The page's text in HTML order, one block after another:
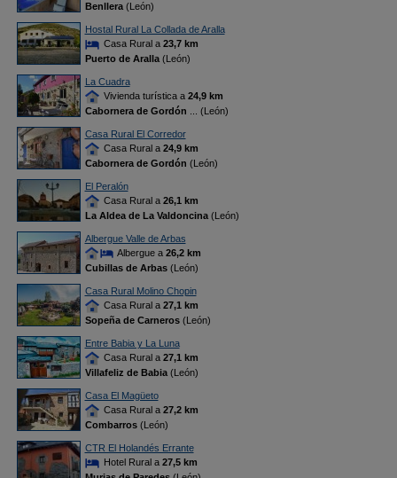
Benllera(León)
Hostal Rural La Collada de Aralla
Casa Rural a 23,7 km
Puerto de Aralla(León)
La Cuadra
Vivienda turística a 24,9 km
Cabornera de Gordón
... (León)
Casa Rural El Corredor
Casa Rural a 24,9 km
Cabornera de Gordón (León)
El Peralón
Casa Rural a 26,1 km
La Aldea de La Valdoncina(León)
Albergue Valle de Arbas
Albergue a 26,2 km
Cubillas de Arbas(León)
Casa Rural Molino Chopin
Casa Rural a 27,1 km
Sopeña de Carneros(León)
Entre Babia y La Luna
Casa Rural a 27,1 km
Villafeliz de Babia(León)
Casa El Magüeto
Casa Rural a 27,2 km
Combarros(León)
CTR El Holandés Errante
Hotel Rural a 27,5 km